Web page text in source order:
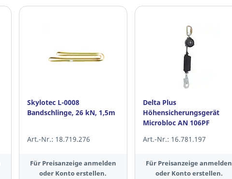
Skylotec L-0008
Bandschlinge, 26 kN, 1,5m
Art.-Nr.: 18.719.276
Für Preisanzeige anmelden
oder Konto erstellen.
Delta Plus
Höhensicherungsgerät
Microbloc AN 106PF
Art.-Nr.: 16.781.197
Für Preisanzeige anmelden
oder Konto erstellen.